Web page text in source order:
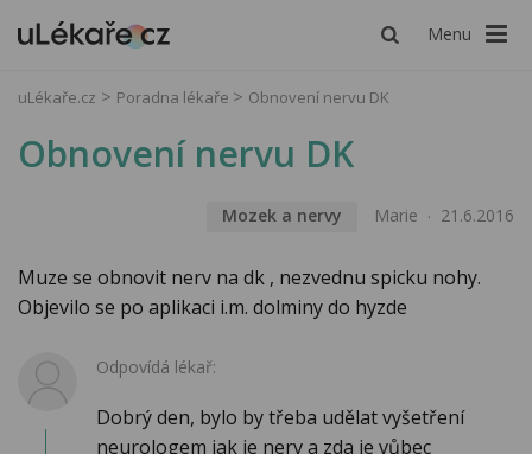
Menu
uLékaře.cz Poradna lékaře Obnovení nervu DK
Obnovení nervu DK
Mozek a nervy Marie 21.6.2016
Muze se obnovit nerv na dk , nezvednu spicku nohy.
Objevilo se po aplikaci i.m. dolminy do hyzde
Odpovídá lékař:
Dobrý den, bylo by třeba udělat vyšetření
neurologem jak je nerv a zda je vůbec